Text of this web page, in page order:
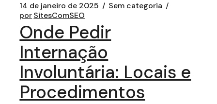
14 de janeiro de 2025
Sem categoria
porSitesComSEO
Onde Pedir
Internação
Involuntária: Locais e
Procedimentos